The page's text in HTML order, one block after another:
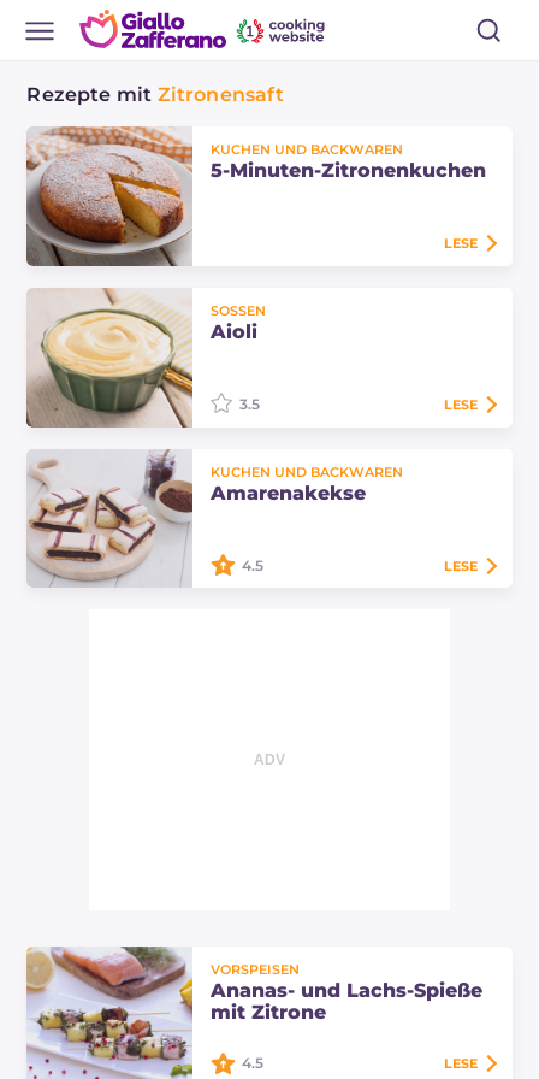
Rezepte mit Zitronensaft
KUCHEN UND BACKWAREN
5-Minuten-Zitronenkuchen
locker, aromatisch und einfach
zuzubereiten. Ein schneller Kuchen
LESE
SOSSEN
Aioli
Aioli zubereitet. Ein einfaches und
schnelles Rezept mit Eiern,
3.5 LESE
KUCHEN UND BACKWAREN
Amarenakekse
4.5 LESE
VORSPEISEN
Ananas- und Lachs-Spieße
mit Zitrone
4.5 LESE